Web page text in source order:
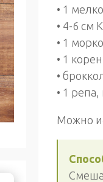
• 1
• 4-6 см
• 1
• 1
•
• 1
Можно